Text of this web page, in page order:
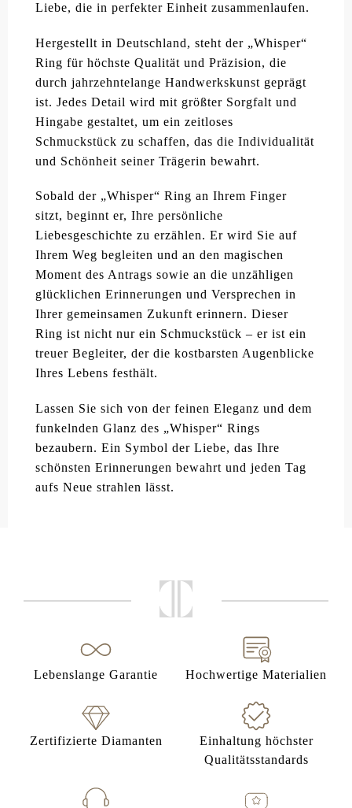
Liebe, die in perfekter Einheit zusammenlaufen.
Hergestellt in Deutschland, steht der „Whisper“
Ring für höchste Qualität und Präzision, die
durch jahrzehntelange Handwerkskunst geprägt
ist. Jedes Detail wird mit größter Sorgfalt und
Hingabe gestaltet, um ein zeitloses
Schmuckstück zu schaffen, das die Individualität
und Schönheit seiner Trägerin bewahrt.
Sobald der „Whisper“ Ring an Ihrem Finger
sitzt, beginnt er, Ihre persönliche
Liebesgeschichte zu erzählen. Er wird Sie auf
Ihrem Weg begleiten und an den magischen
Moment des Antrags sowie an die unzähligen
glücklichen Erinnerungen und Versprechen in
Ihrer gemeinsamen Zukunft erinnern. Dieser
Ring ist nicht nur ein Schmuckstück – er ist ein
treuer Begleiter, der die kostbarsten Augenblicke
Ihres Lebens festhält.
Lassen Sie sich von der feinen Eleganz und dem
funkelnden Glanz des „Whisper“ Rings
bezaubern. Ein Symbol der Liebe, das Ihre
schönsten Erinnerungen bewahrt und jeden Tag
aufs Neue strahlen lässt.
Lebenslange Garantie Hochwertige Materialien
Zertifizierte Diamanten
Einhaltung höchster
Qualitätsstandards